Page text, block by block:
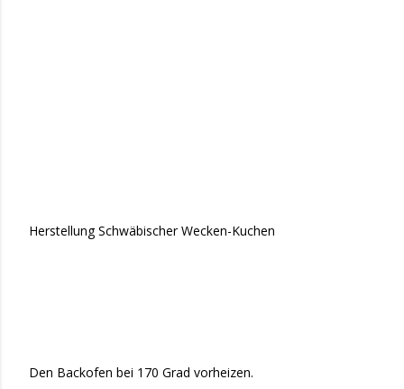
Herstellung Schwäbischer Wecken-Kuchen
Den Backofen bei 170 Grad vorheizen.